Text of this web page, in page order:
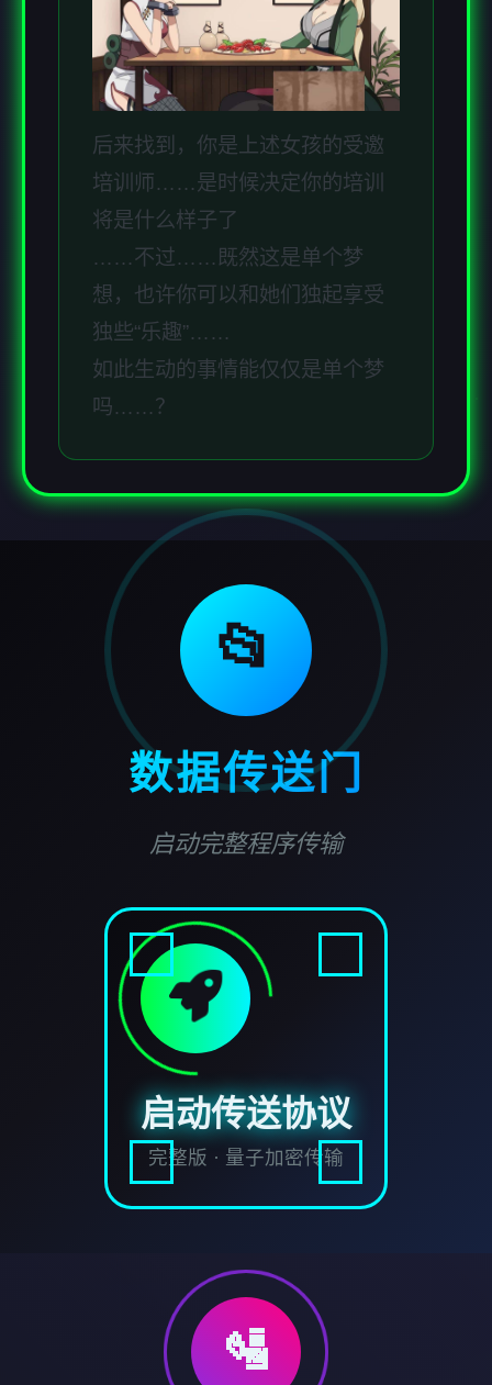
后来找到，你是上述女孩的受邀
培训师……是时候决定你的培训
将是什么样子了
……不过……既然这是单个梦
想，也许你可以和她们独起享受
独些“乐趣”……
如此生动的事情能仅仅是单个梦
吗……？
📂
数据传送门
启动完整程序传输
启动传送协议
完整版 · 量子加密传输
🛂